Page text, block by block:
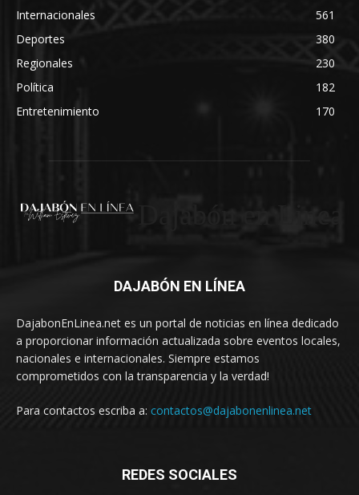
Internacionales
561
Deportes
380
Regionales
230
Política
182
Entretenimiento
170
DAJABÓN EN LÍNEA
DajabonEnLinea.net es un portal de noticias en línea dedicado
a proporcionar información actualizada sobre eventos locales,
nacionales e internacionales. Siempre estamos
comprometidos con la transparencia y la verdad!
Para contactos escriba a: contactos@dajabonenlinea.net
REDES SOCIALES